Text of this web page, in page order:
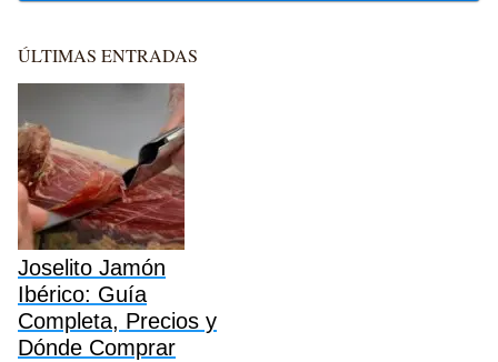
ÚLTIMAS ENTRADAS
Joselito Jamón
Ibérico: Guía
Completa, Precios y
Dónde Comprar